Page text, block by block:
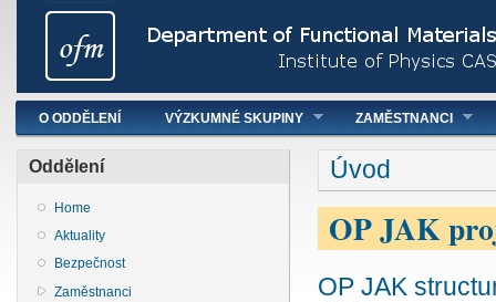
Hlavní menu
O ODDĚLENÍ VÝZKUMNÉ SKUPINY ZAMĚSTNANCI
Oddělení
Home
Aktuality
Bezpečnost
Zaměstnanci
You are here
Úvod
OP JAK
OP JAK